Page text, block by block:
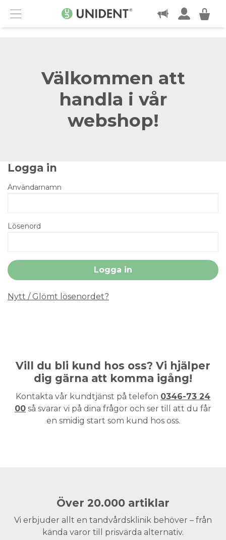
Menu
KONTAKT
Välkommen att
handla i vår
webshop!
Logga in
Användarnamn
Lösenord
Nytt / Glömt lösenordet?
Vill du bli kund hos oss? Vi hjälper
dig gärna att komma igång!
Kontakta vår kundtjänst på telefon 0346-73 24
00 så svarar vi på dina frågor och ser till att du får
en smidig start som kund hos oss.
Över 20.000 artiklar
Vi erbjuder allt en tandvårdsklinik behöver – från
kända varor till prisvärda alternativ.